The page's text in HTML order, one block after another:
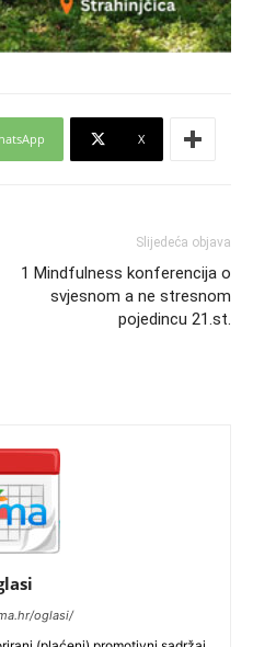
X
Slijedeća objava
1 Mindfulness konferencija o
svjesnom a ne stresnom
pojedincu 21.st.
oglasi/